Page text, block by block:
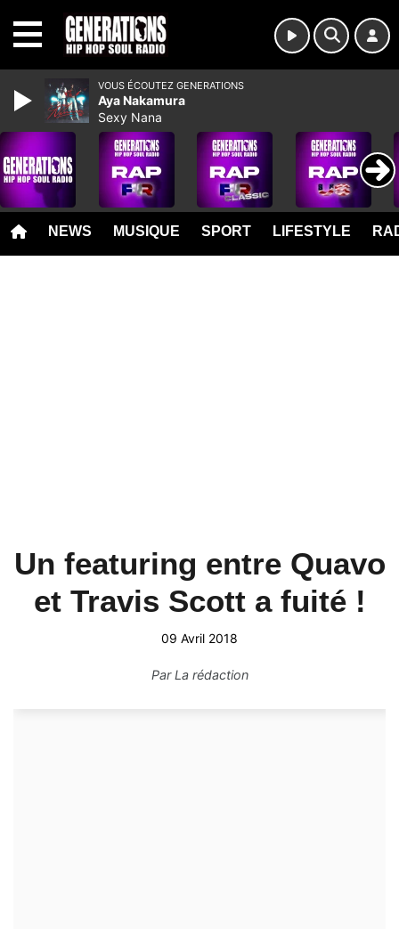
NEWS MUSIQUE SPORT LIFESTYLE
Un featuring entre Quavo
et Travis Scott a fuité !
09 Avril 2018
ParLa rédaction
VOUS ÉCOUTEZ GENERATIONS
Aya Nakamura
Sexy Nana